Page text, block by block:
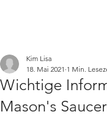
Wichtige
Mason's
Kim Lisa
18. Mai 2021 1 Min.